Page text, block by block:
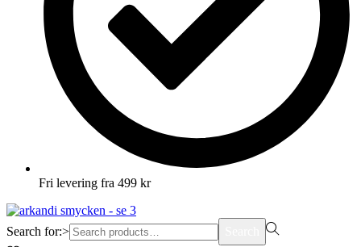
Fri levering fra 499 kr
Search for:>